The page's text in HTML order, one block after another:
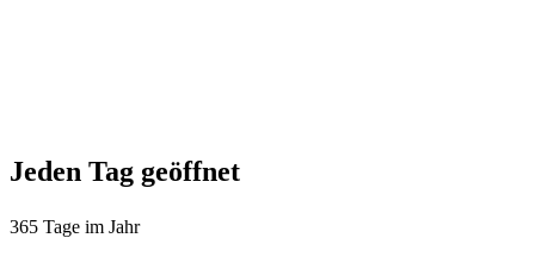
Jeden Tag geöffnet
365 Tage im Jahr